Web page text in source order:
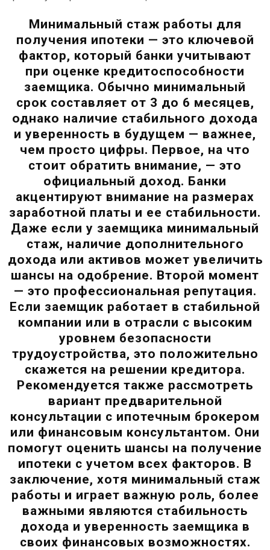
Минимальный стаж работы для
получения ипотеки — это ключевой
фактор, который банки учитывают
при оценке кредитоспособности
заемщика. Обычно минимальный
срок составляет от 3 до 6 месяцев,
однако наличие стабильного дохода
и уверенность в будущем — важнее,
чем просто цифры. Первое, на что
стоит обратить внимание, — это
официальный доход. Банки
акцентируют внимание на размерах
заработной платы и ее стабильности.
Даже если у заемщика минимальный
стаж, наличие дополнительного
дохода или активов может увеличить
шансы на одобрение. Второй момент
— это профессиональная репутация.
Если заемщик работает в стабильной
компании или в отрасли с высоким
уровнем безопасности
трудоустройства, это положительно
скажется на решении кредитора.
Рекомендуется также рассмотреть
вариант предварительной
консультации с ипотечным брокером
или финансовым консультантом. Они
помогут оценить шансы на получение
ипотеки с учетом всех факторов. В
заключение, хотя минимальный стаж
работы и играет важную роль, более
важными являются стабильность
дохода и уверенность заемщика в
своих финансовых возможностях.